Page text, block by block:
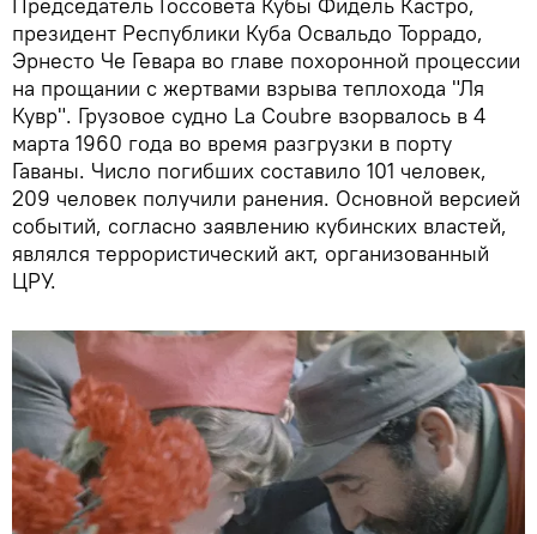
президент Республики Куба Освальдо Торрадо,
Эрнесто Че Гевара во главе похоронной процессии
на прощании с жертвами взрыва теплохода "Ля
Кувр". Грузовое судно La Coubre взорвалось в 4
марта 1960 года во время разгрузки в порту
Гаваны. Число погибших составило 101 человек,
209 человек получили ранения. Основной версией
событий, согласно заявлению кубинских властей,
являлся террористический акт, организованный
ЦРУ.